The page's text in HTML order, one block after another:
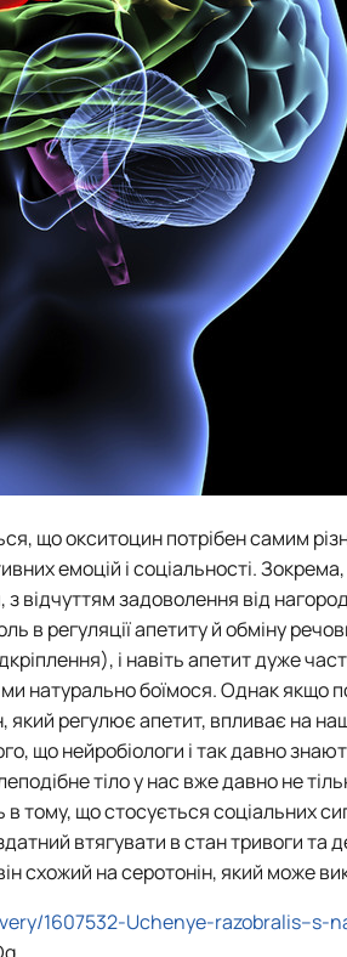
що окситоцин потрібен самим
емоцій і соціальності.
відчуттям задоволення від
в регуляції апетиту й обміну
і навіть апетит дуже
натурально боїмося. Однак якщо
регулює апетит, впливає на
що нейробіологи і так давно
тіло у нас вже давно не
в тому, що стосується соціальних
втягувати в стан тривоги та
схожий на серотонін, який може
1607532-Uchenye-razobralis--s-